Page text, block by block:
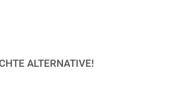
ALTERNATIVE!